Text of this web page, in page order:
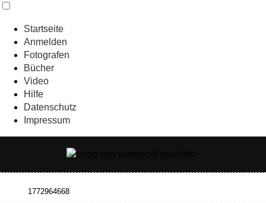
Startseite
Anmelden
Fotografen
Bücher
Video
Hilfe
Datenschutz
Impressum